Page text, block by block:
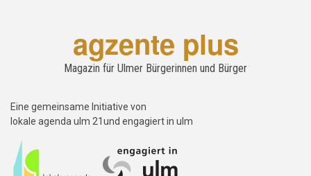
agzente plus
Magazin für Ulmer Bürgerinnen und Bürger
Eine gemeinsame Initiative von
lokale agenda ulm 21und engagiert in ulm